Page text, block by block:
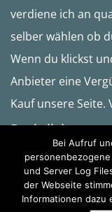
verdiene ich an
selber wählen ob
Wenn du klickst
Anbieter eine
Kauf unsere Seite.
Rechtliches
::
:: Impressum
Bei Aufruf
und Server Log
der Webseite
Informationen dazu